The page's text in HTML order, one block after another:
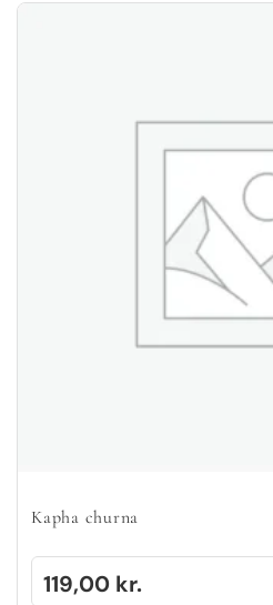
Kapha churna
119,00 kr.